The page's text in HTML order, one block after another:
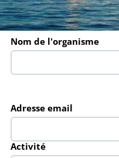
Nom de l'organisme
Adresse email
Activité